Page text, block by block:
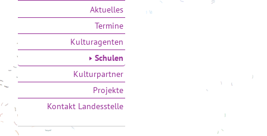
Aktuelles
Termine
Kulturagenten
Schulen
Kulturpartner
Projekte
Kontakt Landesstelle